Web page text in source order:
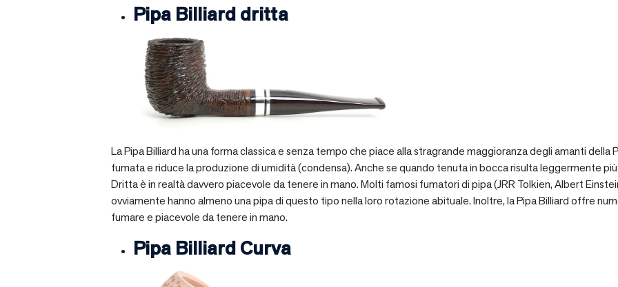
Pipa Billiard dritta
La Pipa Billiard ha una forma classica e senza tempo che piace alla stragrande maggioranza degli amanti della
fumata e riduce la produzione di umidità (condensa). Anche se quando tenuta in bocca risulta leggermente
Dritta è in realtà davvero piacevole da tenere in mano. Molti famosi fumatori di pipa (JRR Tolkien, Albert
ovviamente hanno almeno una pipa di questo tipo nella loro rotazione abituale. Inoltre, la Pipa Billiard offre
fumare e piacevole da tenere in mano.
Pipa Billiard Curva